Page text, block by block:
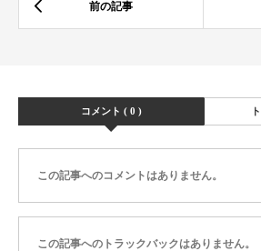
コメント ( 0 )
この記事へのコメントはありません。
この記事へのトラックバックはありません。